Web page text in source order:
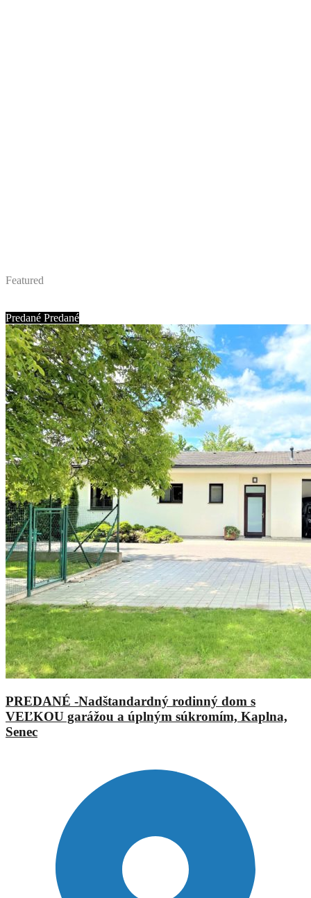
Featured
Predané Predané
PREDANÉ -Nadštandardný rodinný dom s
VEĽKOU garážou a úplným súkromím, Kaplna,
Senec